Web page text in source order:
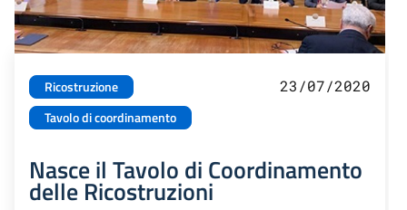
Ricostruzione
Tavolo di coordinamento
23/07/2020
Nasce il Tavolo di Coordinamento
delle Ricostruzioni